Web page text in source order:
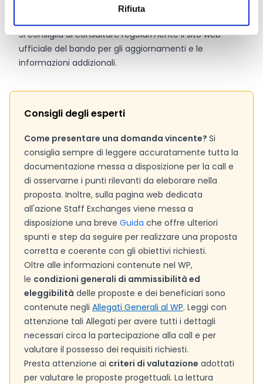
Rifiuta
Allegati Generali 2026-2027
Si consiglia di consultare regolarmente il sito web
ufficiale del bando per gli aggiornamenti e le
informazioni addizionali.
Consigli degli esperti
Come presentare una domanda vincente? Si
consiglia sempre di leggere accuratamente tutta la
documentazione messa a disposizione per la call e
di osservarne i punti rilevanti da eleborare nella
proposta. Inoltre, sulla pagina web dedicata
all'azione Staff Exchanges viene messa a
disposizione una breve Guida che offre ulteriori
spunti e step da seguire per realizzare una proposta
corretta e coerente con gli obiettivi richiesti.
Oltre alle informazioni contenute nel WP,
le condizioni generali di ammissibilità ed
eleggibilità delle proposte e dei beneficiari sono
contenute negli Allegati Generali al WP. Leggi con
attenzione tali Allegati per avere tutti i dettagli
necessari circa la partecipazione alla call e per
valutare il possesso dei requisiti richiesti.
Presta attenzione ai criteri di valutazione adottati
per valutare le proposte progettuali. La lettura